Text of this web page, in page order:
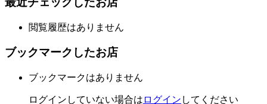
閲覧履歴はありません
ブックマークしたお店
ブックマークはありません
ログインしていない場合は ログイン してください